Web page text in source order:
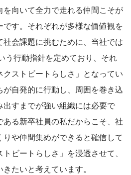
向いて全力で走れる仲間こそが
す。それぞれが多様な価値観を
会課題に挑むために、当社では
う行動指針を定めており、それ
ストビートらしさ」となってい
が自発的に行動し、周囲を巻き込
すまでが強い組織には必要で
る新卒社員の私だからこそ、社
や仲間集めができると確信して
ビートらしさ」を浸透させて、
たいと考えています。